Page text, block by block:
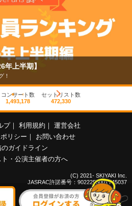
年上半期】
！
コンサート数
1,493,178
セットリスト数
472,330
プ｜ 利用規約 ｜ 運営会社
リシー ｜
お問い合わせ
のガイドライン
ト・公演主催者の方へ
(C) 2021- SKIYAKI Inc.
JASRAC許諾番号：9022255001Y45037